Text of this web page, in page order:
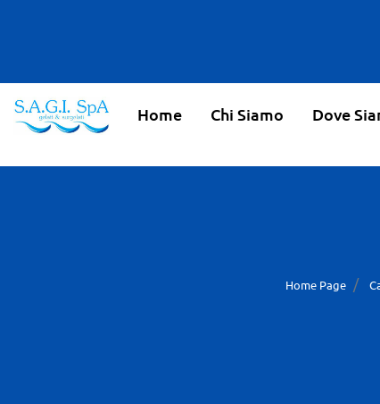
Home Chi Siamo Dove
Home Page